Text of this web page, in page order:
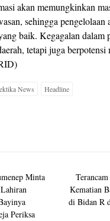
akan memungkinkan
sehingga pengelolaan
baik. Kegagalan dalam
tetapi juga berpotensi
News Headline
Minta
Periksa
Kematian
di Bidan R